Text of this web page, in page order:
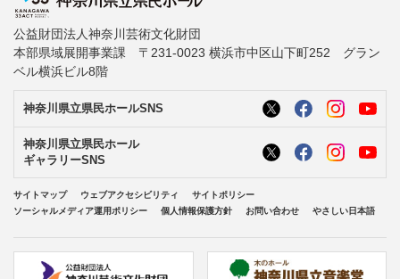
公益財団法人神奈川芸術文化財団
本部県域展開事業課 〒231-0023 横浜市中区山下町252 グラン
ベル横浜ビル8階
神奈川県立県民ホールSNS
神奈川県立県民ホール
ギャラリーSNS
サイトマップ ウェブアクセシビリティ
サイトポリシー
ソーシャルメディア運用ポリシー
個人情報保護方針 お問い合わせ やさしい日本語